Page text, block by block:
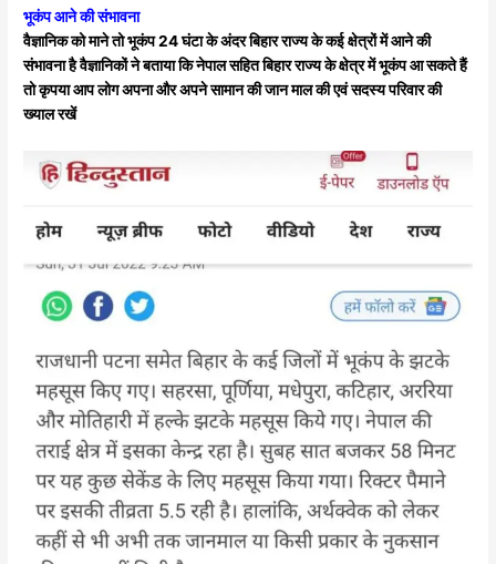
भूकंप आने की संभावना
वैज्ञानिक को माने तो भूकंप 24 घंटा के अंदर बिहार राज्य के कई क्षेत्रों में आने की
संभावना है वैज्ञानिकों ने बताया कि नेपाल सहित बिहार राज्य के क्षेत्र में भूकंप आ सकते हैं
तो कृपया आप लोग अपना और अपने सामान की जान माल की एवं सदस्य परिवार की
ख्याल रखें